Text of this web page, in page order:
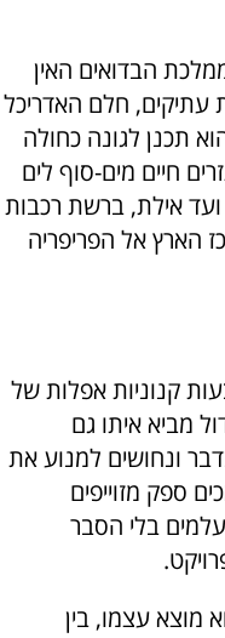
הבדואים האין
עתיקים, חלם האדריכל
תכנן לגונה כחולה
חיים מים-סוף לים
אילת, ברשת רכבות
הארץ אל הפריפריה
קנוניות אפלות של
מביא איתו גם
ונחושים למנוע את
ספק מזוייפים
בלי הסבר
מוצא עצמו, בין